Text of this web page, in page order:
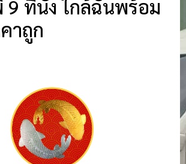
9 ที่นั่ง ใกล้ฉันพร้อม
าถูก